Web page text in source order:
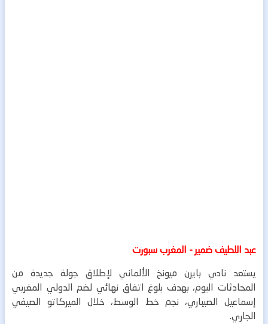
عبد اللطيف ضمير - المغرب سبورت
يستعد نادي بايرن ميونخ الألماني لإطلاق جولة جديدة من
المحادثات اليوم، بهدف بلوغ اتفاق نهائي لضم الدولي المغربي
إسماعيل الصيباري، نجم خط الوسط، خلال الميركاتو الصيفي
الجاري.